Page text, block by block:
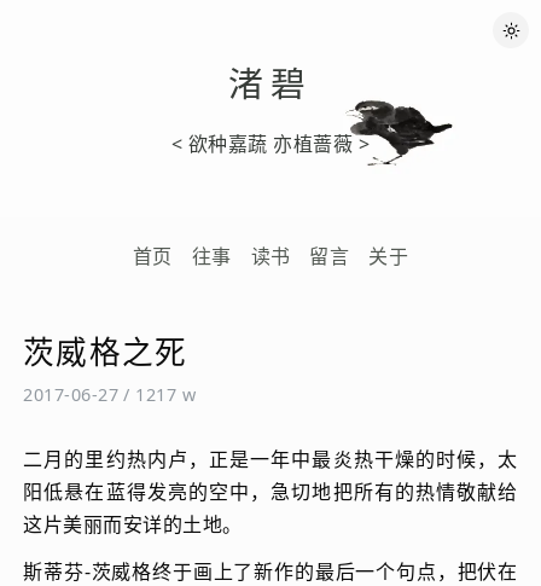
渚碧
< 欲种嘉蔬 亦植蔷薇 >
首页 往事 读书 留言 关于
茨威格之死
2017-06-27/ 1217 w
二月的里约热内卢，正是一年中最炎热干燥的时候，太
阳低悬在蓝得发亮的空中，急切地把所有的热情敬献给
这片美丽而安详的土地。
斯蒂芬-茨威格终于画上了新作的最后一个句点，把伏在